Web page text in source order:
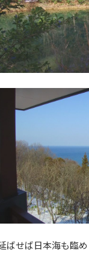
ばせば日本海も臨